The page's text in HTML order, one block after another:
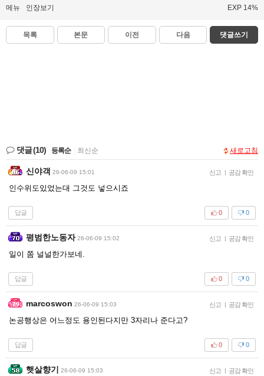
메뉴 인장보기 EXP 14%
목록 본문 이전 다음 댓글쓰기
댓글(10) 등록순 최신순 새로고침
신야객 26-06-09 15:01 신고 | 공감 확인
인수위도있었는대 그것도 넣으시죠
답글 0
0
평범한노동자 26-06-09 15:02 신고 | 공감 확인
일이 쫌 널널한가보네.
답글 0
0
marcoswon 26-06-09 15:03 신고 | 공감 확인
논공행상은 어느정도 용인된다지만 3자리나 준다고?
답글 0
0
햇살향기 26-06-09 15:03 신고 | 공감 확인